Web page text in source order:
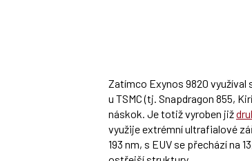
Zatímco Exynos 9820 využíval
u TSMC (tj. Snapdragon 855,
náskok. Je totiž vyroben již
využije extrémní ultrafialové
193 nm, s EUV se přechází na